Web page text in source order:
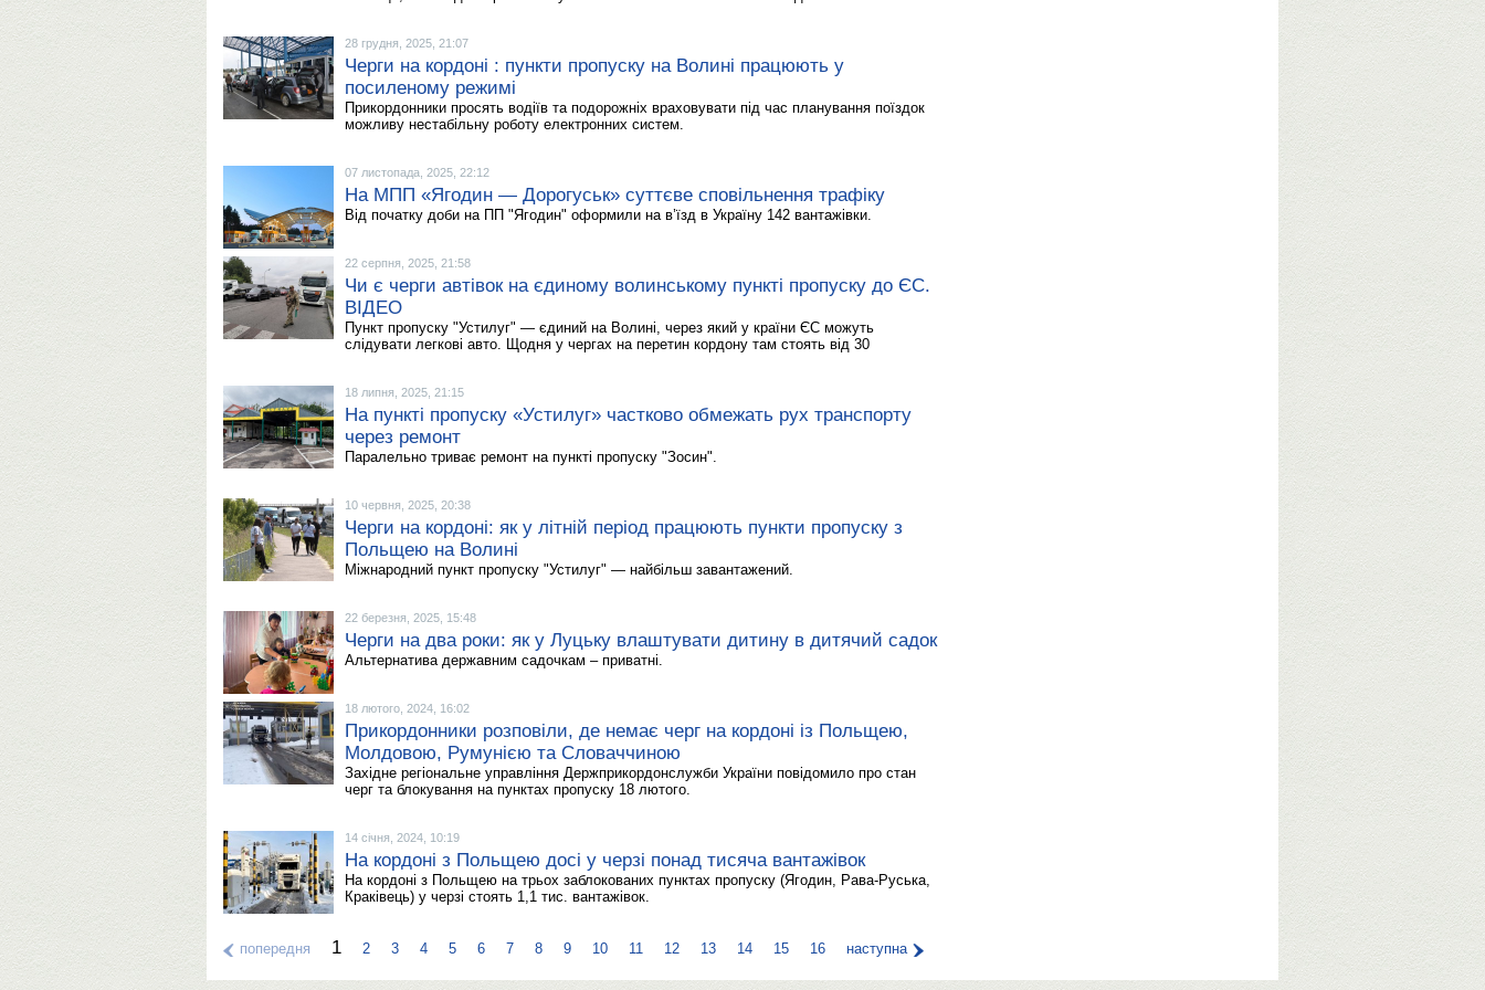
28 грудня, 2025, 21:07
Черги на кордоні : пункти пропуску на Волині працюють у
посиленому режимі
Прикордонники просять водіїв та подорожніх враховувати під час планування поїздок
можливу нестабільну роботу електронних систем.
07 листопада, 2025, 22:12
На МПП «Ягодин — Дорогуськ» суттєве сповільнення трафіку
Від початку доби на ПП "Ягодин" оформили на в’їзд в Україну 142 вантажівки.
22 серпня, 2025, 21:58
Чи є черги автівок на єдиному волинському пункті пропуску до ЄС.
ВІДЕО
Пункт пропуску "Устилуг" — єдиний на Волині, через який у країни ЄС можуть
слідувати легкові авто. Щодня у чергах на перетин кордону там стоять від 30
18 липня, 2025, 21:15
На пункті пропуску «Устилуг» частково обмежать рух транспорту
через ремонт
Паралельно триває ремонт на пункті пропуску "Зосин".
10 червня, 2025, 20:38
Черги на кордоні: як у літній період працюють пункти пропуску з
Польщею на Волині
Міжнародний пункт пропуску "Устилуг" — найбільш завантажений.
22 березня, 2025, 15:48
Черги на два роки: як у Луцьку влаштувати дитину в дитячий садок
Альтернатива державним садочкам – приватні.
18 лютого, 2024, 16:02
Прикордонники розповіли, де немає черг на кордоні із Польщею,
Молдовою, Румунією та Словаччиною
Західне регіональне управління Держприкордонслужби України повідомило про стан
черг та блокування на пунктах пропуску 18 лютого.
14 січня, 2024, 10:19
На кордоні з Польщею досі у черзі понад тисяча вантажівок
На кордоні з Польщею на трьох заблокованих пунктах пропуску (Ягодин, Рава-Руська,
Краківець) у черзі стоять 1,1 тис. вантажівок.
попередня 1 2 3 4 5 6 7 8 9 10 11 12 13 14 15 16 наступна